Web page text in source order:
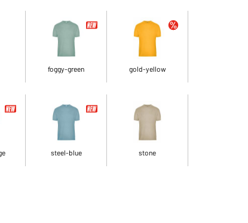
foggy-green gold-yellow
steel-blue stone